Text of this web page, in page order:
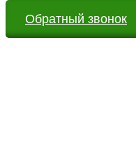
Обратный звонок